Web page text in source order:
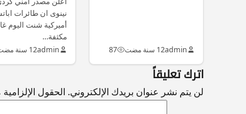
admin12 سنة مضت 87
نينوى ان طائرات
أميركية شنت اليوم
مكثفة…
admin12 سنة مضت
اترك تعليقاً
لن يتم نشر عنوان بريدك الإلكتروني. الحقول الإلزامية